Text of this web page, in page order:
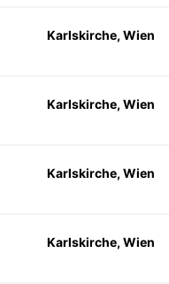
Karlskirche, Wien
Karlskirche, Wien
Karlskirche, Wien
Karlskirche, Wien